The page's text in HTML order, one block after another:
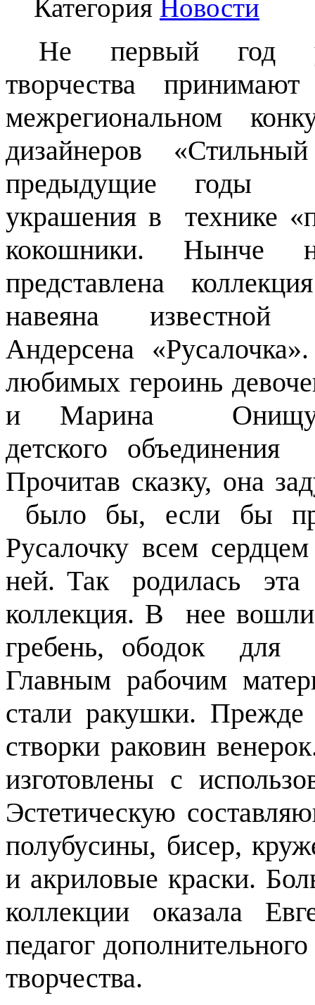
Категория Новости
Не первый год
творчества
межрегиональном
дизайнеров
предыдущие годы
украшения в технике
кокошники. Нынче
представлена
навеяна известной
Андерсена
любимых героинь
и Марина
детского объединения
Прочитав сказку, она
было бы, если бы
Русалочку всем
ней. Так родилась эта
коллекция. В нее
гребень, ободок
Главным рабочим
стали ракушки. Прежде
створки раковин
изготовлены с
Эстетическую
полубусины, бисер,
и акриловые краски.
коллекции оказала
педагог
творчества.